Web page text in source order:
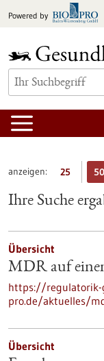
Inhalt
Powered by
anzeigen: 25 50
Ihre Suche
Übersicht
MDR auf
https://regulatorik-
pro.de/aktuelles/
Übersicht